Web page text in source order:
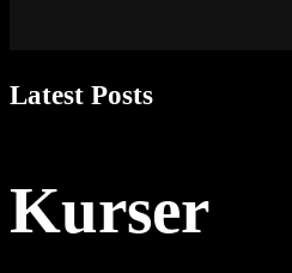
Latest Posts
Kurser